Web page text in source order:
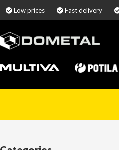
Low prices Fast delivery